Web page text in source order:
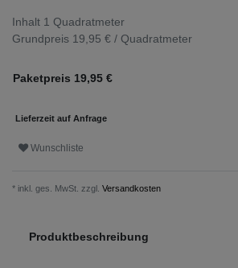
Inhalt 1 Quadratmeter
Grundpreis 19,95 € / Quadratmeter
Paketpreis 19,95 €
Lieferzeit auf Anfrage
Wunschliste
* inkl. ges. MwSt. zzgl. Versandkosten
Produktbeschreibung